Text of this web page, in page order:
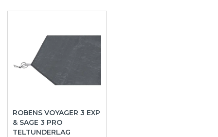
ROBENS VOYAGER 3 EXP
& SAGE 3 PRO
TELTUNDERLAG